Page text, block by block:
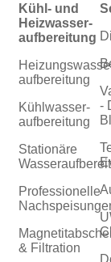
Kühl- und
Heizwasser­
aufbereitung
aufbereitung
Kühlwasser­
aufbereitung
Stationäre
Professionelle
& Filtration
-